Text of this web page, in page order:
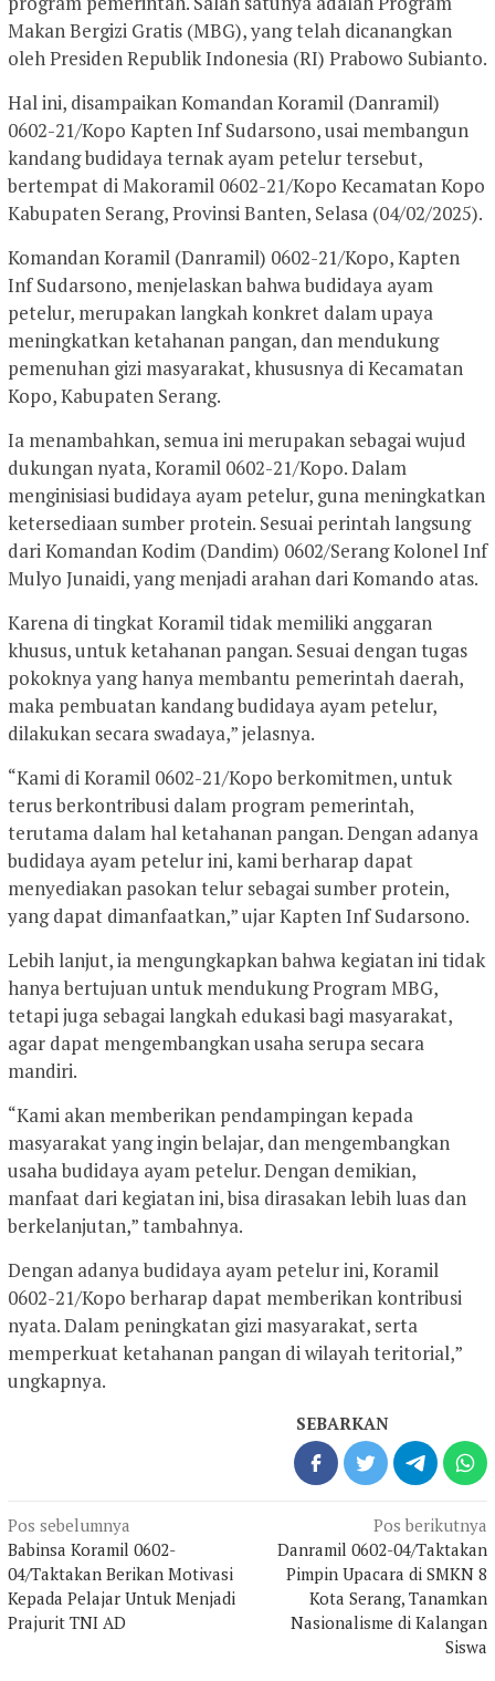
Makan Bergizi Gratis (MBG), yang telah dicanangkan
oleh Presiden Republik Indonesia (RI) Prabowo Subianto.
Hal ini, disampaikan Komandan Koramil (Danramil)
0602-21/Kopo Kapten Inf Sudarsono, usai membangun
kandang budidaya ternak ayam petelur tersebut,
bertempat di Makoramil 0602-21/Kopo Kecamatan Kopo
Kabupaten Serang, Provinsi Banten, Selasa (04/02/2025).
Komandan Koramil (Danramil) 0602-21/Kopo, Kapten
Inf Sudarsono, menjelaskan bahwa budidaya ayam
petelur, merupakan langkah konkret dalam upaya
meningkatkan ketahanan pangan, dan mendukung
pemenuhan gizi masyarakat, khususnya di Kecamatan
Kopo, Kabupaten Serang.
Ia menambahkan, semua ini merupakan sebagai wujud
dukungan nyata, Koramil 0602-21/Kopo. Dalam
menginisiasi budidaya ayam petelur, guna meningkatkan
ketersediaan sumber protein. Sesuai perintah langsung
dari Komandan Kodim (Dandim) 0602/Serang Kolonel Inf
Mulyo Junaidi, yang menjadi arahan dari Komando atas.
Karena di tingkat Koramil tidak memiliki anggaran
khusus, untuk ketahanan pangan. Sesuai dengan tugas
pokoknya yang hanya membantu pemerintah daerah,
maka pembuatan kandang budidaya ayam petelur,
dilakukan secara swadaya,” jelasnya.
“Kami di Koramil 0602-21/Kopo berkomitmen, untuk
terus berkontribusi dalam program pemerintah,
terutama dalam hal ketahanan pangan. Dengan adanya
budidaya ayam petelur ini, kami berharap dapat
menyediakan pasokan telur sebagai sumber protein,
yang dapat dimanfaatkan,” ujar Kapten Inf Sudarsono.
Lebih lanjut, ia mengungkapkan bahwa kegiatan ini tidak
hanya bertujuan untuk mendukung Program MBG,
tetapi juga sebagai langkah edukasi bagi masyarakat,
agar dapat mengembangkan usaha serupa secara
mandiri.
“Kami akan memberikan pendampingan kepada
masyarakat yang ingin belajar, dan mengembangkan
usaha budidaya ayam petelur. Dengan demikian,
manfaat dari kegiatan ini, bisa dirasakan lebih luas dan
berkelanjutan,” tambahnya.
Dengan adanya budidaya ayam petelur ini, Koramil
0602-21/Kopo berharap dapat memberikan kontribusi
nyata. Dalam peningkatan gizi masyarakat, serta
memperkuat ketahanan pangan di wilayah teritorial,”
ungkapnya.
SEBARKAN
Navigasi
pos
Pos sebelumnya
Babinsa Koramil 0602-
04/Taktakan Berikan Motivasi
Kepada Pelajar Untuk Menjadi
Prajurit TNI AD
Pos berikutnya
Danramil 0602-04/Taktakan
Pimpin Upacara di SMKN 8
Kota Serang, Tanamkan
Nasionalisme di Kalangan
Siswa